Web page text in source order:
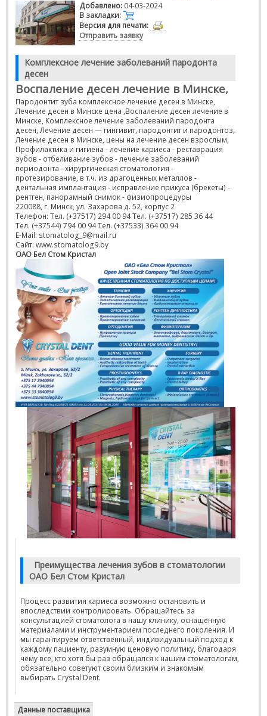
Добавлено: 04-03-2024
В закладки:
Версия для печати:
Отправить заявку
Комплексное лечение заболеваний пародонта
десен
Воспаление десен лечение в Минске,
Пародонтит зуба комплексное лечение десен в Минске,
Лечение десен в Минске цена ,Воспаление десен лечение в
Минске, Комплексное лечение заболеваний пародонта
десен, Лечение десен — гингивит, пародонтит и пародонтоз,
Лечение десен в Минске, цены на лечение десен взрослым,
Профилактика и гигиена - лечение кариеса - реставрация
зубов - отбеливание зубов - лечение заболеваний
периодонта - хирургическая стоматология -
протезирование, в т.ч. из драгоценных металлов -
дентальная имплантация - исправление прикуса (брекеты) -
рентген, панорамный снимок - физиопроцедуры
220088, г. Минск, ул. Захарова д. 52, корпус 2
Телефон: Тел. (+37517) 294 00 94 Тел. (+37517) 285 36 44
Тел. (+37544) 794 00 94 Тел. (+37533) 364 00 94
E-Mail: stomatolog_9@mail.ru
Сайт: www.stomatolog9.by
ОАО Бел Стом Кристал
Преимущества лечения зубов в стоматологии
ОАО Бел Стом Кристал
Процесс развития кариеса возможно остановить и
впоследствии контролировать. Обращайтесь за
консультацией стоматолога в нашу клинику, оснащенную
материалами и инструментарием последнего поколения. И
мы гарантируем ответственный, индивидуальный подход к
каждому пациенту, разумную ценовую политику, благодаря
чему все, кто хотя бы раз обращался к нашим стоматологам,
обязательно советуют своим близким и знакомым
выбирать Crystal Dent.
Данные поставщика